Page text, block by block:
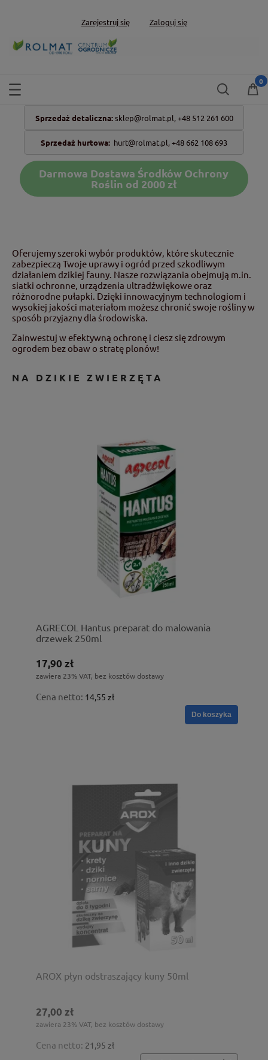
Zarejestruj się Zaloguj się
Sprzedaż detaliczna: sklep@rolmat.pl, +48 512 261 600
Sprzedaż hurtowa: hurt@rolmat.pl,+48 662 108 693
Darmowa Dostawa Środków Ochrony
Roślin od 2000 zł
Oferujemy szeroki wybór produktów, które skutecznie
zabezpieczą Twoje uprawy i ogród przed szkodliwym
działaniem dzikiej fauny. Nasze rozwiązania obejmują m.in.
siatki ochronne, urządzenia ultradźwiękowe oraz
różnorodne pułapki. Dzięki innowacyjnym technologiom i
wysokiej jakości materiałom możesz chronić swoje rośliny w
sposób przyjazny dla środowiska.
Zainwestuj w efektywną ochronę i ciesz się zdrowym
ogrodem bez obaw o stratę plonów!
NA DZIKIE ZWIERZĘTA
AGRECOL Hantus preparat do malowania
drzewek 250ml
17,90 zł
zawiera 23% VAT, bez kosztów dostawy
Cena netto: 14,55 zł
Do koszyka
AROX płyn odstraszający kuny 50ml
27,00 zł
zawiera 23% VAT, bez kosztów dostawy
Cena netto: 21,95 zł